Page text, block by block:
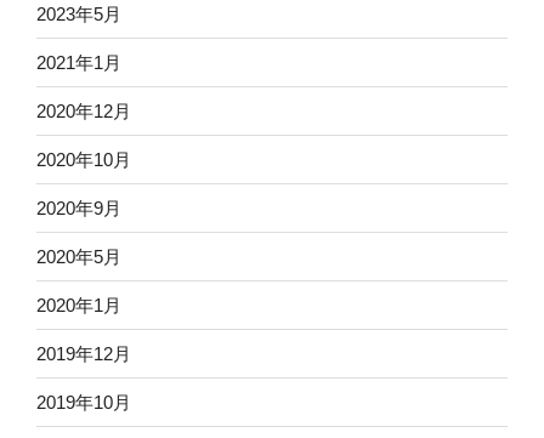
2023年5月
2021年1月
2020年12月
2020年10月
2020年9月
2020年5月
2020年1月
2019年12月
2019年10月